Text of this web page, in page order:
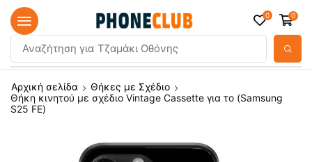
Αναζήτηση για Τζαμάκι Οθόνης
0 0
Αρχική σελίδα
Θήκες με Σχέδιο
Θήκη κινητού με σχέδιο Vintage Cassette για το (Samsung
S25 FE)